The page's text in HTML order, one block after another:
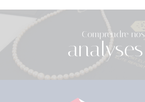
Comprendre nos
analyses